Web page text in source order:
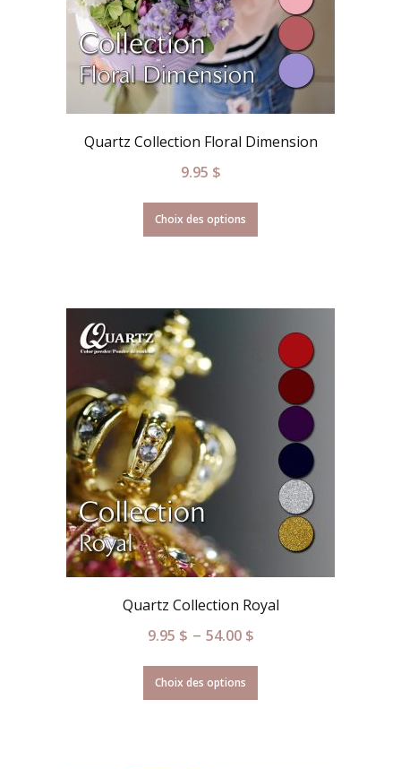
Quartz Collection Floral Dimension
9.95 $
Choix des options
Quartz Collection Royal
9.95 $ – 54.00 $
Choix des options